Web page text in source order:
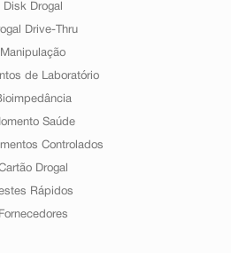
Disk Drogal
Drive-Thru
Manipulação
de Laboratório
Saúde
Controlados
Drogal
Rápidos
Fornecedores